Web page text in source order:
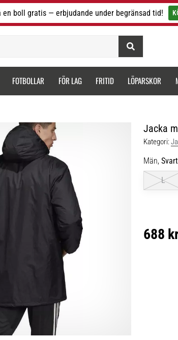
en boll gratis — erbjudande under begränsad tid!
FOTBOLLAR FÖR LAG FRITID LÖPARSKOR
Jacka
Kategori:
Män, Svart
L
688